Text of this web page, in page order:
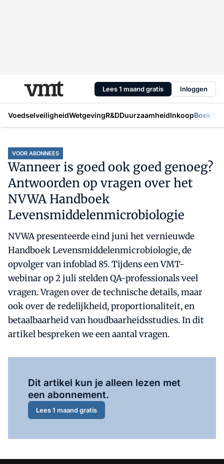
Lees 1 maand gratis Inloggen
VoedselveiligheidWetgevingR&DDuurzaamheidInkoopBoek
VOOR ABONNEES
Wanneer is goed ook goed genoeg?
Antwoorden op vragen over het
NVWA Handboek
Levensmiddelenmicrobiologie
NVWA presenteerde eind juni het vernieuwde
Handboek Levensmiddelenmicrobiologie, de
opvolger van infoblad 85. Tijdens een VMT-
webinar op 2 juli stelden QA-professionals veel
vragen. Vragen over de technische details, maar
ook over de redelijkheid, proportionaliteit, en
betaalbaarheid van houdbaarheidsstudies. In dit
artikel bespreken we een aantal vragen.
Dit artikel kun je alleen lezen met
een abonnement.
Lees 1 maand gratis